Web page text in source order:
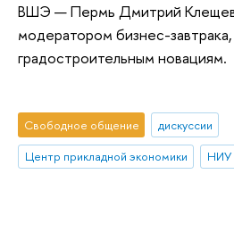
ВШЭ — Пермь Дмитрий Клещев
модератором бизнес-
градостроительным новациям.
Свободное общение
дискуссии
Центр прикладной экономики
НИУ